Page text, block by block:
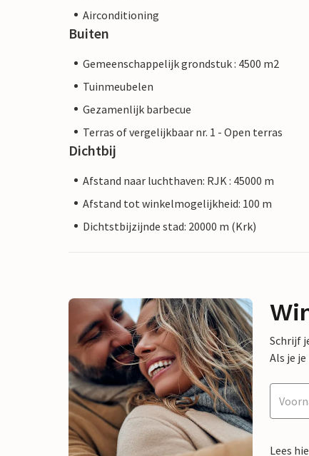
Airconditioning
Buiten
Gemeenschappelijk grondstuk : 4500 m2
Tuinmeubelen
Gezamenlijk barbecue
Terras of vergelijkbaar nr. 1 - Open terras
Dichtbij
Afstand naar luchthaven: RJK : 45000 m
Afstand tot winkelmogelijkheid: 100 m
Dichtstbijzijnde stad: 20000 m (Krk)
Schrijf
Als je
Lees